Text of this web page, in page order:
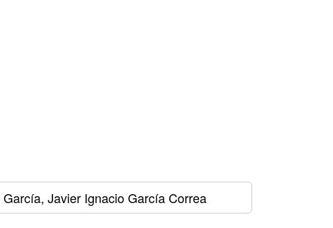
Javier Ignacio García Correa